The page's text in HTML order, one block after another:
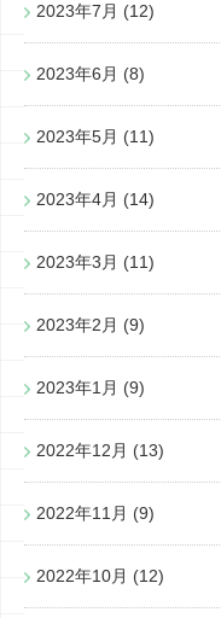
2023年7月 (12)
2023年6月 (8)
2023年5月 (11)
2023年4月 (14)
2023年3月 (11)
2023年2月 (9)
2023年1月 (9)
2022年12月 (13)
2022年11月 (9)
2022年10月 (12)